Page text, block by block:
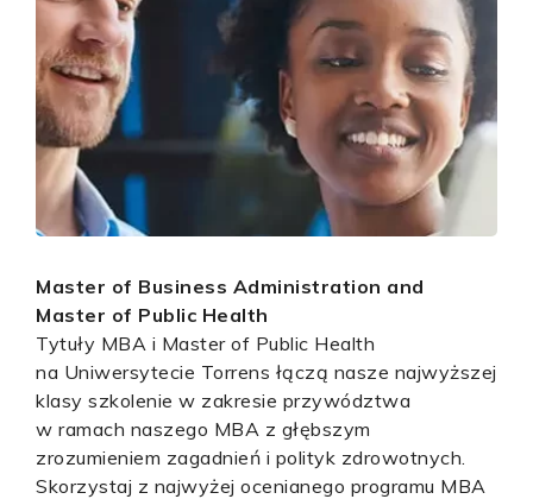
Master of Business Administration and
Master of Public Health
Tytuły MBA i Master of Public Health
na Uniwersytecie Torrens łączą nasze najwyższej
klasy szkolenie w zakresie przywództwa
w ramach naszego MBA z głębszym
zrozumieniem zagadnień i polityk zdrowotnych.
Skorzystaj z najwyżej ocenianego programu MBA